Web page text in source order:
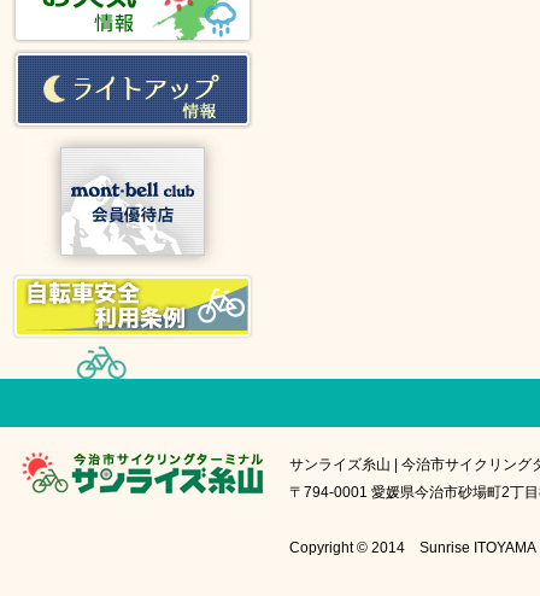
サンライズ糸山 | 今治市サイクリング
〒794-0001 愛媛県今治市砂場町2
Copyright © 2014 Sunrise